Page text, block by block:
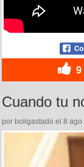
9
Cuando tu
por boligastado el 8 ago